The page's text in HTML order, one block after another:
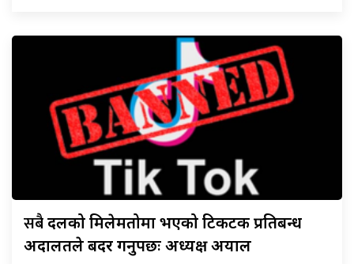
सबैदलको मिलेमतोमा भएको टिकटक प्रतिबन्ध
अदालतले बदर गर्नुपर्छः अध्यक्ष अर्याल